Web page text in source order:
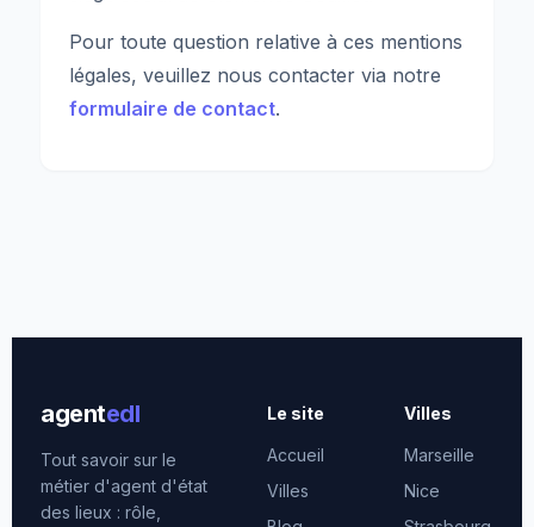
Pour toute question relative à ces mentions
légales, veuillez nous contacter via notre
formulaire de contact.
agentedl
Tout savoir sur le
métier d'agent d'état
des lieux : rôle,
Le site
Accueil
Villes
Villes
Marseille
Nice